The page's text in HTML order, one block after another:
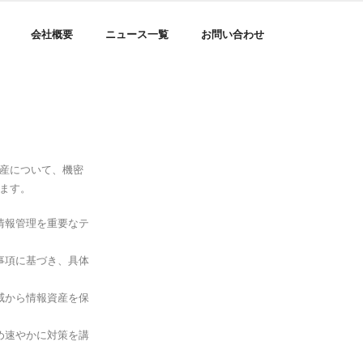
会社概要 ニュース一覧 お問い合わせ
について、機密
す。
報管理を重要なテ
項に基づき、具体
から情報資産を保
速やかに対策を講